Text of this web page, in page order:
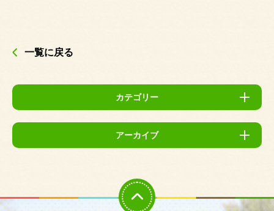
一覧に戻る
カテゴリー
アーカイブ